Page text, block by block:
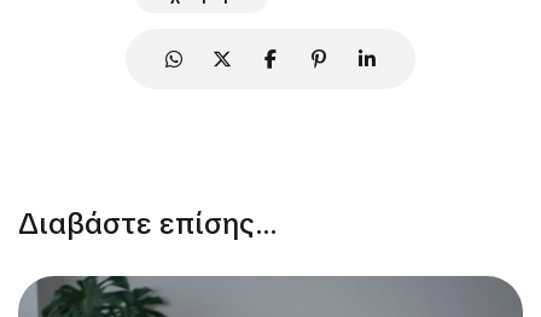
Διαβάστε επίσης...